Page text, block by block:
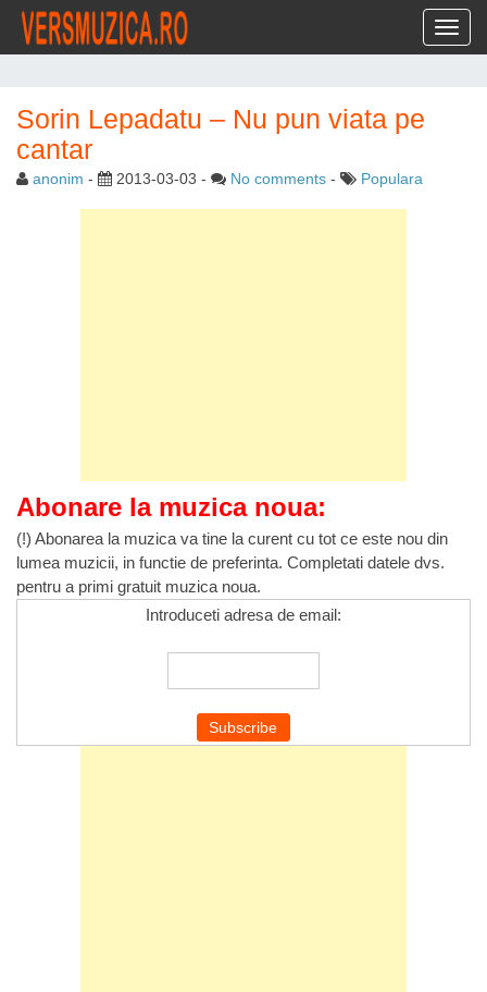
Sorin Lepadatu – Nu pun viata pe
cantar
anonim - 2013-03-03 - No comments - Populara
Abonare la muzica noua:
(!) Abonarea la muzica va tine la curent cu tot ce este nou din
lumea muzicii, in functie de preferinta. Completati datele dvs.
pentru a primi gratuit muzica noua.
Introduceti adresa de email: